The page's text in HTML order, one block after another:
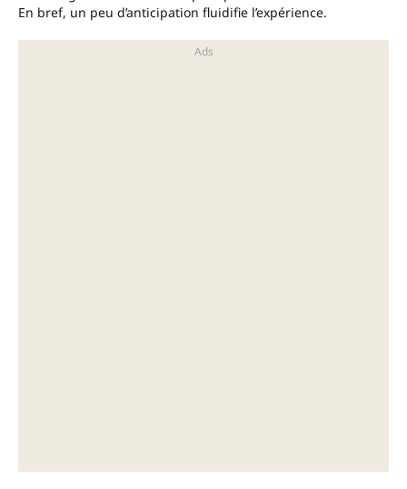
En bref, un peu d’anticipation fluidifie l’expérience.